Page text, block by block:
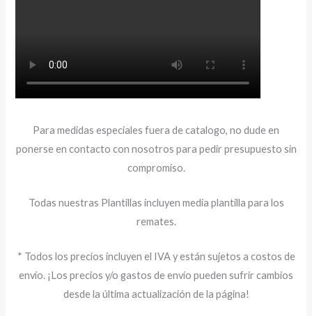
Para medidas especiales fuera de catalogo, no dude en
ponerse en contacto con nosotros para pedir presupuesto sin
compromiso.
Todas nuestras Plantillas incluyen media plantilla para los
remates.
* Todos los precios incluyen el IVA y están sujetos a costos de
envío. ¡Los precios y/o gastos de envío pueden sufrir cambios
desde la última actualización de la página!